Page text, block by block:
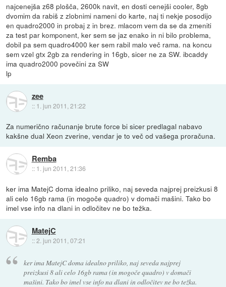
najcenejša z68 plošča, 2600k navit, en dosti cenejši cooler, 8gb
dvomim da rabiš z zlobnimi nameni do karte, naj ti nekje posodijo
en quadro2000 in probaj z in brez. mlacom vem da se da zmeniti
za test par komponent, ker sem se jaz enako in ni bilo problema,
dobil pa sem quadro4000 ker sem rabil malo več rama. na koncu
sem vzel gtx 2gb za rendering in 16gb, sicer ne za SW. ibcaddy
ima quadro2000 povečini za SW
lp
zee
:: 1. jun 2011, 21:22
Za numerično računanje brute force bi sicer predlagal nabavo
kakšne dual Xeon zverine, vendar je to več od vašega proračuna.
Remba
:: 1. jun 2011, 21:36
ker ima MatejC doma idealno priliko, naj seveda najprej preizkusi 8
ali celo 16gb rama (in mogoče quadro) v domači mašini. Tako bo
imel vse info na dlani in odločitev ne bo težka.
MatejC
::2. jun 2011, 07:21
ker ima MatejC doma idealno priliko, naj seveda najprej
preizkusi 8 ali celo 16gb rama (in mogoče quadro) v domači
mašini. Tako bo imel vse info na dlani in odločitev ne bo težka.